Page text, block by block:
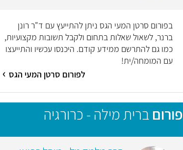
בפורום סרטן המעי הגס ניתן להתייעץ עם ד"ר רונן
ברנר, לשאול שאלות בתחום ולקבל תשובות מקצועיות,
כמו גם להתרשם ממידע קודם. היכנסו עכשיו והתייעצו
עם המומחה/ית!
לפורום סרטן המעי הגס
פורום ברית מילה - כרורגיה